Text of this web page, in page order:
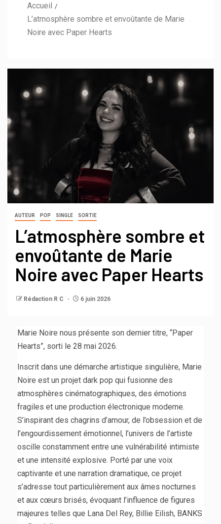
Accueil
L’atmosphère sombre et envoûtante de Marie
Noire avec Paper Hearts
AUTEUR POP SINGLE SORTIE
L’atmosphère sombre et
envoûtante de Marie
Noire avec Paper Hearts
Rédaction R C 6 juin 2026
Marie Noire nous présente son dernier titre, “Paper
Hearts”, sorti le 28 mai 2026.
Inscrit dans une démarche artistique singulière, Marie
Noire est un projet dark pop qui fusionne des
atmosphères cinématographiques, des émotions
fragiles et une production électronique moderne.
S’inspirant des chagrins d’amour, de l’obsession et de
l’engourdissement émotionnel, l’univers de l’artiste
oscille constamment entre une vulnérabilité intimiste
et une intensité explosive. Porté par une voix
captivante et une narration dramatique, ce projet
s’adresse tout particulièrement aux âmes nocturnes
et aux cœurs brisés, évoquant l’influence de figures
majeures telles que Lana Del Rey, Billie Eilish, BANKS